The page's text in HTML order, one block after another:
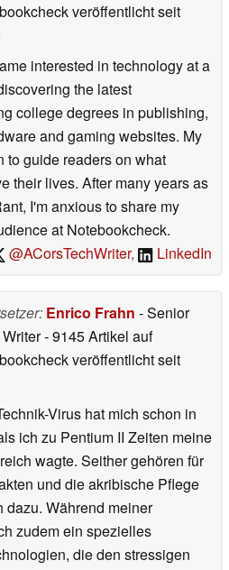
veröffentlichtseit
interested in technology at a
the latest
college degrees in publishing,
and gaming websites. My
to guide readers on what
their lives. After many years as
I'm anxious to share my
at Notebookcheck.
@ACorsTechWriter, LinkedIn
Enrico Frahn - Senior
- 9145 Artikel auf
veröffentlichtseit
Virus hat mich schon in
ich zu Pentium II Zeiten meine
wagte. Seither gehören für
und die akribische Pflege
dazu. Während meiner
zudem ein spezielles
die den stressigen